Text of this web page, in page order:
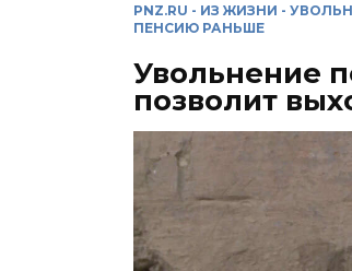
PNZ.RU - ИЗ ЖИЗНИ -
ПЕНСИЮ РАНЬШЕ
Увольнение
позволит